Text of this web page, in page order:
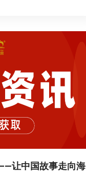
让中国故事走向海